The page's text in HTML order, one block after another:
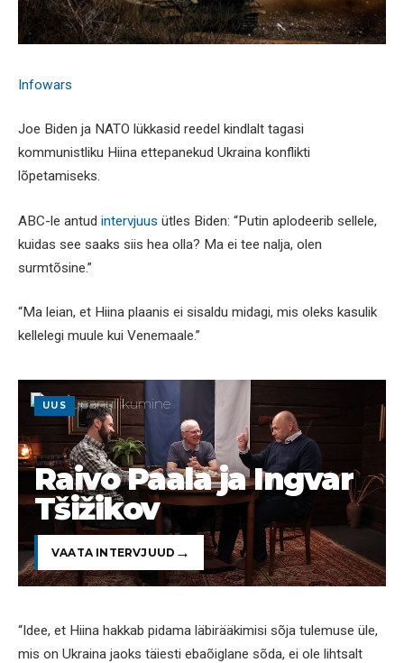
Infowars
Joe Biden ja NATO lükkasid reedel kindlalt tagasi
kommunistliku Hiina ettepanekud Ukraina konflikti
lõpetamiseks.
ABC-le antud intervjuus ütles Biden: “Putin aplodeerib sellele,
kuidas see saaks siis hea olla? Ma ei tee nalja, olen
surmtõsine.”
“Ma leian, et Hiina plaanis ei sisaldu midagi, mis oleks kasulik
kellelegi muule kui Venemaale.”
UUS
Raivo Paala ja Ingvar
Tšižikov
VAATA INTERVJUUD
“Idee, et Hiina hakkab pidama läbirääkimisi sõja tulemuse üle,
mis on Ukraina jaoks täiesti ebaõiglane sõda, ei ole lihtsalt